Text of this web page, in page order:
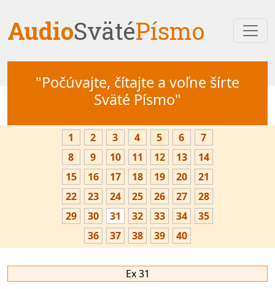
AudioSvätéPísmo
"Počúvajte, čítajte a voľne šírte
Sväté Písmo"
1 2 3 4 5 6
7
8
9 10 11 12 13
14
15
16 17 18 19 20
21
22
23 24 25 26 27
28
29
30 31 32 33 34
35
36
37 38 39 40
Ex 31